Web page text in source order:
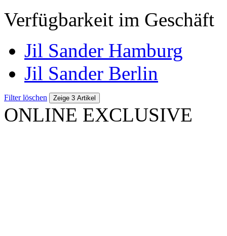
Verfügbarkeit im Geschäft
Jil Sander Hamburg
Jil Sander Berlin
Filter löschen Zeige 3 Artikel
ONLINE EXCLUSIVE